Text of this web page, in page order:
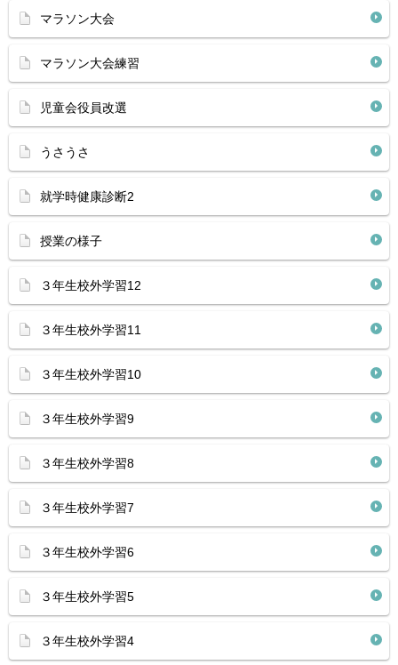
マラソン大会
マラソン大会練習
児童会役員改選
うさうさ
就学時健康診断2
授業の様子
３年生校外学習12
３年生校外学習11
３年生校外学習10
３年生校外学習9
３年生校外学習8
３年生校外学習7
３年生校外学習6
３年生校外学習5
３年生校外学習4